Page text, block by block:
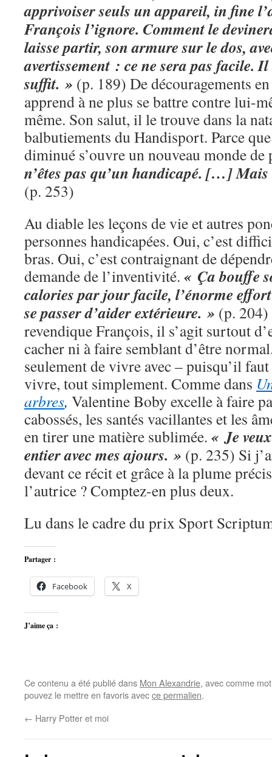
apprivoiser seuls un appareil, in fine
François l’ignore. Comment le
laisse partir, son armure sur le dos,
avertissement : ce ne sera pas facile.
suffit. » (p. 189) De découragements
apprend à ne plus se battre contre lui-
même. Son salut, il le trouve dans la
balbutiements du Handisport. Parce
diminué s’ouvre un nouveau monde
n’êtes pas qu’un handicapé. […] Mais
(p. 253)
Au diable les leçons de vie et autres
personnes handicapées. Oui, c’est
bras. Oui, c’est contraignant de
demande de l’inventivité. « Ça bouffe
calories par jour facile, l’énorme
se passer d’aider extérieure. » (p.
revendique François, il s’agit surtout
cacher ni à faire semblant d’être
seulement de vivre avec – puisqu’il
vivre, tout simplement. Comme dans
arbres, Valentine Boby excelle à faire
cabossés, les santés vacillantes et les
en tirer une matière sublimée. « Je
entier avec mes ajours. » (p. 235) Si
devant ce récit et grâce à la plume
l’autrice ? Comptez-en plus deux.
Lu dans le cadre du prix Sport
Partager :
Facebook X
J’aime ça :
Ce contenu a été publié dans Mon Alexandrie, avec comme
pouvez le mettre en favoris avecce permalien.
← Harry Potter et moi